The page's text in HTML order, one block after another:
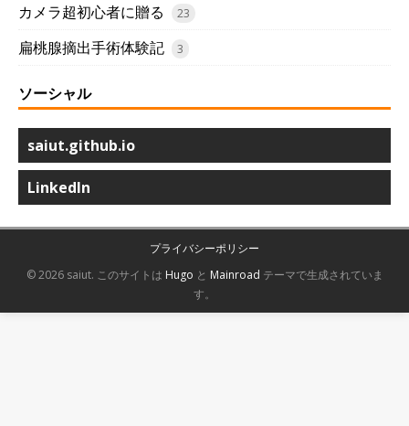
カメラ超初心者に贈る 23
扁桃腺摘出手術体験記 3
ソーシャル
saiut.github.io
LinkedIn
プライバシーポリシー
© 2026 saiut. このサイトは Hugo と Mainroad テーマで生成されていま
す。